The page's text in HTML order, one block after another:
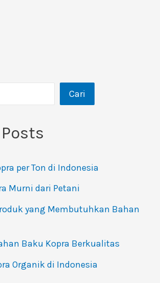
Cari
per Ton di Indonesia
Murni dari Petani
yang Membutuhkan Bahan
Baku Kopra Berkualitas
Organik di Indonesia